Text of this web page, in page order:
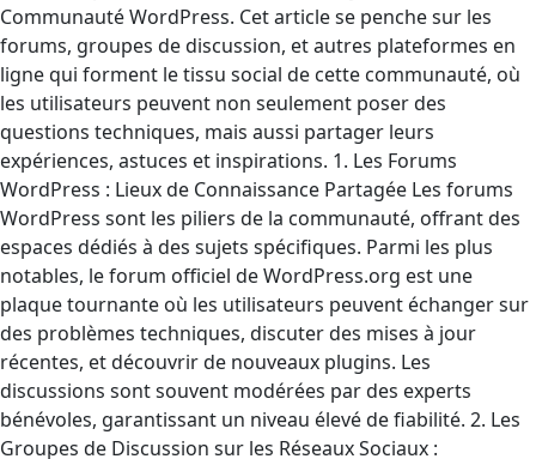
Communauté WordPress. Cet article se penche sur les
forums, groupes de discussion, et autres plateformes en
ligne qui forment le tissu social de cette communauté, où
les utilisateurs peuvent non seulement poser des
questions techniques, mais aussi partager leurs
expériences, astuces et inspirations. 1. Les Forums
WordPress : Lieux de Connaissance Partagée Les forums
WordPress sont les piliers de la communauté, offrant des
espaces dédiés à des sujets spécifiques. Parmi les plus
notables, le forum officiel de WordPress.org est une
plaque tournante où les utilisateurs peuvent échanger sur
des problèmes techniques, discuter des mises à jour
récentes, et découvrir de nouveaux plugins. Les
discussions sont souvent modérées par des experts
bénévoles, garantissant un niveau élevé de fiabilité. 2. Les
Groupes de Discussion sur les Réseaux Sociaux :